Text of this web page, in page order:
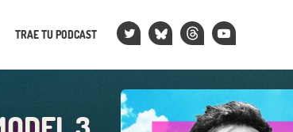
TRAE TU PODCAST